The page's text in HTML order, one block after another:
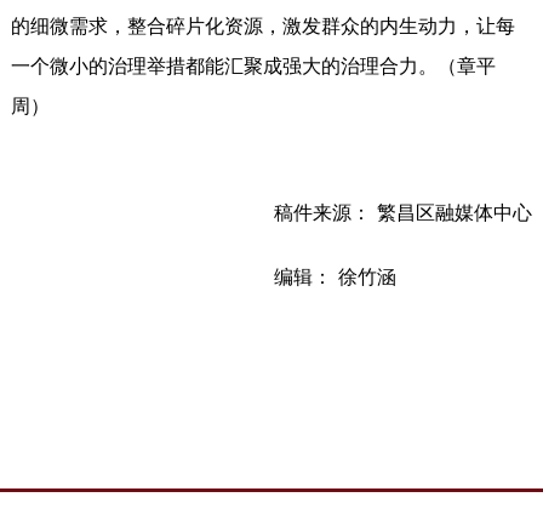
的细微需求，整合碎片化资源，激发群众的内生动力，让每
一个微小的治理举措都能汇聚成强大的治理合力。（章平
周）
稿件来源： 繁昌区融媒体中心
编辑： 徐竹涵